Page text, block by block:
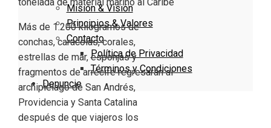
Misión & Visión
Principios & Valores
Contacto
Política de Privacidad
Términos y Condiciones
Denuncie
Más de 1.200 kilogramos de
conchas, caracolas, corales,
estrellas de mar, esponjas y
fragmentos de arrecife regresarán al
archipiélago de San Andrés,
Providencia y Santa Catalina
después de que viajeros los